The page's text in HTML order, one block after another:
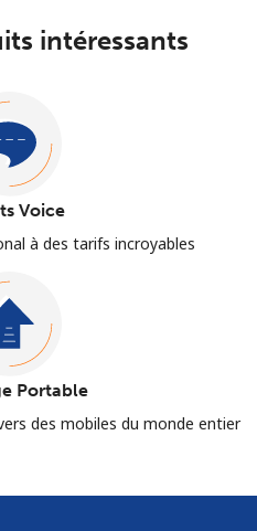
intéressants
Voice
à des tarifs incroyables
Portable
des mobiles du monde entier